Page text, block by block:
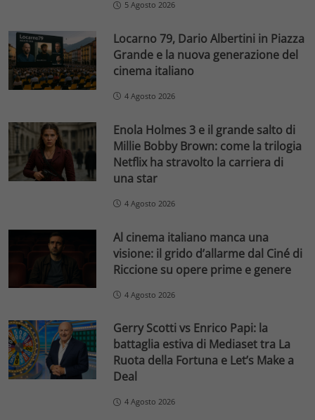
5 Agosto 2026
Locarno 79, Dario Albertini in Piazza
Grande e la nuova generazione del
cinema italiano
4 Agosto 2026
Enola Holmes 3 e il grande salto di
Millie Bobby Brown: come la trilogia
Netflix ha stravolto la carriera di
una star
4 Agosto 2026
Al cinema italiano manca una
visione: il grido d’allarme dal Ciné di
Riccione su opere prime e genere
4 Agosto 2026
Gerry Scotti vs Enrico Papi: la
battaglia estiva di Mediaset tra La
Ruota della Fortuna e Let’s Make a
Deal
4 Agosto 2026